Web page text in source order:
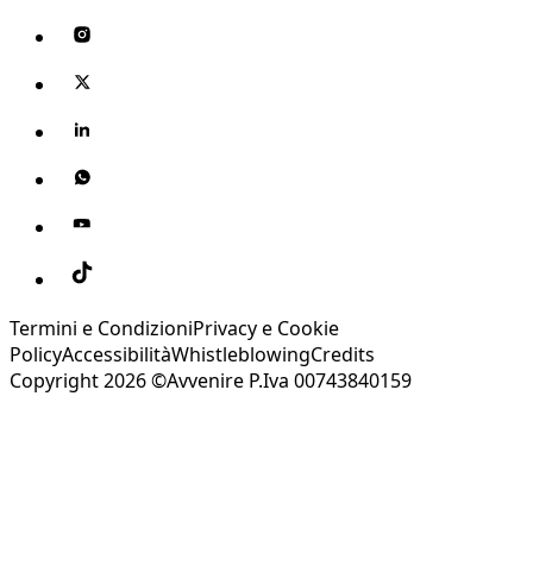
Termini e CondizioniPrivacy e Cookie
PolicyAccessibilitàWhistleblowingCredits
Copyright 2026 ©Avvenire P.Iva 00743840159